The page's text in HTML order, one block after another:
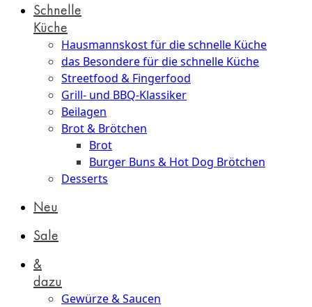
Schnelle
Küche
Hausmannskost für die schnelle Küche
das Besondere für die schnelle Küche
Streetfood & Fingerfood
Grill- und BBQ-Klassiker
Beilagen
Brot & Brötchen
Brot
Burger Buns & Hot Dog Brötchen
Desserts
Neu
Sale
&
dazu
Gewürze & Saucen